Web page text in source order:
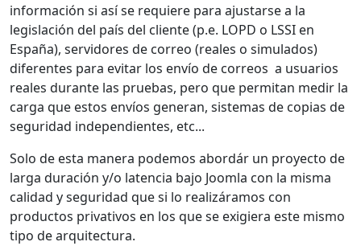
información si así se requiere para ajustarse a la
legislación del país del cliente (p.e. LOPD o LSSI en
España), servidores de correo (reales o simulados)
diferentes para evitar los envío de correos a usuarios
reales durante las pruebas, pero que permitan medir la
carga que estos envíos generan, sistemas de copias de
seguridad independientes, etc...
Solo de esta manera podemos abordár un proyecto de
larga duración y/o latencia bajo Joomla con la misma
calidad y seguridad que si lo realizáramos con
productos privativos en los que se exigiera este mismo
tipo de arquitectura.